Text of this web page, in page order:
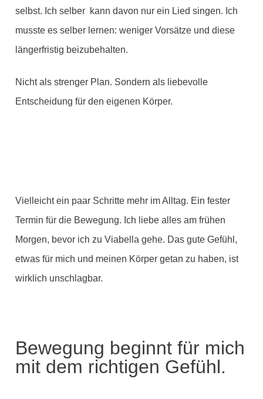
selbst. Ich selber kann davon nur ein Lied singen. Ich
musste es selber lernen: weniger Vorsätze und diese
längerfristig beizubehalten.
Nicht als strenger Plan. Sondern als liebevolle
Entscheidung für den eigenen Körper.
Vielleicht ein paar Schritte mehr im Alltag. Ein fester
Termin für die Bewegung. Ich liebe alles am frühen
Morgen, bevor ich zu Viabella gehe. Das gute Gefühl,
etwas für mich und meinen Körper getan zu haben, ist
wirklich unschlagbar.
Bewegung beginnt für mich
mit dem richtigen Gefühl.